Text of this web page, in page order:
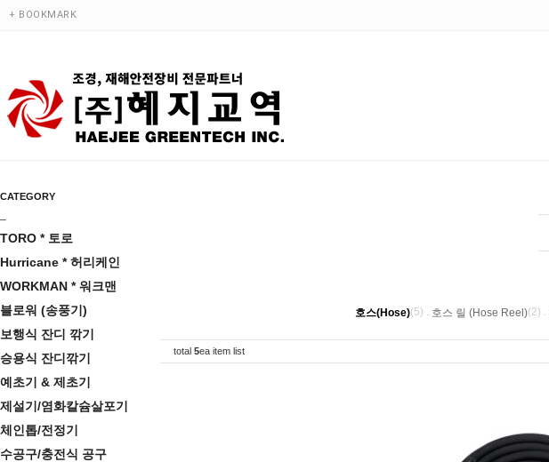
+ BOOKMARK
CATEGORY
TORO * 토로
Hurricane * 허리케인
WORKMAN * 워크맨
블로워 (송풍기)
보행식 잔디 깎기
승용식 잔디깎기
예초기 & 제초기
제설기/염화칼슘살포기
체인톱/전정기
수공구/충전식 공구
호스(Hose)(5) . 호스 릴 (Hose Reel)(2) .
total 5ea item list